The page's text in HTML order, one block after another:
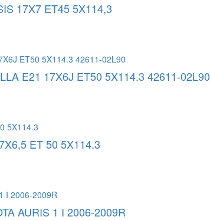
17X7 ET45 5X114,3
E21 17X6J ET50 5X114.3 42611-02L90
ET 50 5X114.3
AURIS 1 I 2006-2009R